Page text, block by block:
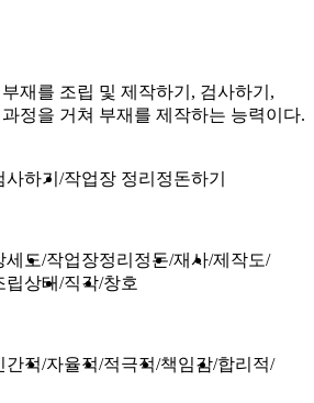
재를 조립 및 제작하기, 검사하기,
정을 거쳐 부재를 제작하는 능력이다.
사하기 작업장 정리정돈하기
세도 작업장정리정돈 재사 제작도
립상태 직각 창호
간적 자율적 적극적 책임감 합리적